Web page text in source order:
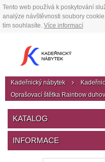
Tento web používá k poskytování
analýze návštěvnosti soubory
tím souhlasíte. Více informací
Kadeřnický nábytek
Oprašovací štětka Rainbow
KATALOG
INFORMACE